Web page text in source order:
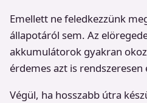
Emellett ne feledkezzünk
állapotáról sem. Az
akkumulátorok gyakran
érdemes azt is
Végül, ha hosszabb útra